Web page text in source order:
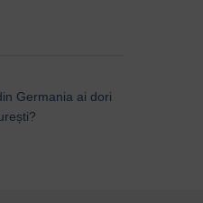
Germania ai dori